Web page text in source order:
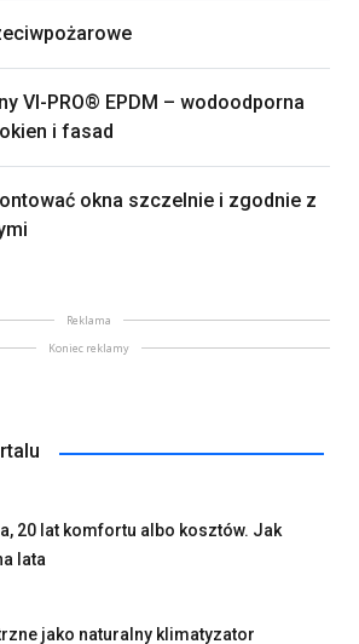
VI-PRO® EPDM – wodoodporna
i fasad
okna szczelnie i zgodnie z
Reklama
Koniec reklamy
20 lat komfortu albo kosztów. Jak
lata
jako naturalny klimatyzator